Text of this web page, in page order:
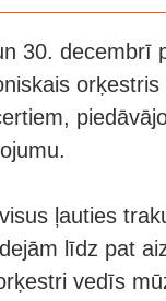
30. decembrī
ļauties
līdz pat
vedīs